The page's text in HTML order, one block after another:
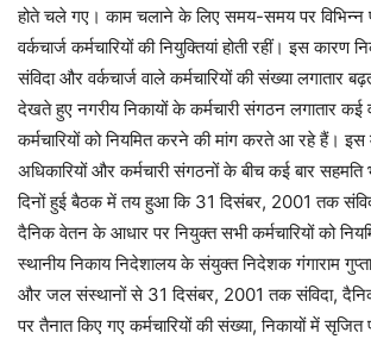
होते चले गए। काम चलाने के लिए समय-समय पर विभिन्न
वर्कचार्ज कर्मचारियों की नियुक्तियां होती रहीं। इस
संविदा और वर्कचार्ज वाले कर्मचारियों की संख्या लगातार
देखते हुए नगरीय निकायों के कर्मचारी संगठन लगातार कई
कर्मचारियों को नियमित करने की मांग करते आ रहे हैं। इस
अधिकारियों और कर्मचारी संगठनों के बीच कई बार
दिनों हुई बैठक में तय हुआ कि 31 दिसंबर, 2001 तक
दैनिक वेतन के आधार पर नियुक्त सभी कर्मचारियों को
स्थानीय निकाय निदेशालय के संयुक्त निदेशक गंगाराम
और जल संस्थानों से 31 दिसंबर, 2001 तक संविदा,
पर तैनात किए गए कर्मचारियों की संख्या, निकायों में